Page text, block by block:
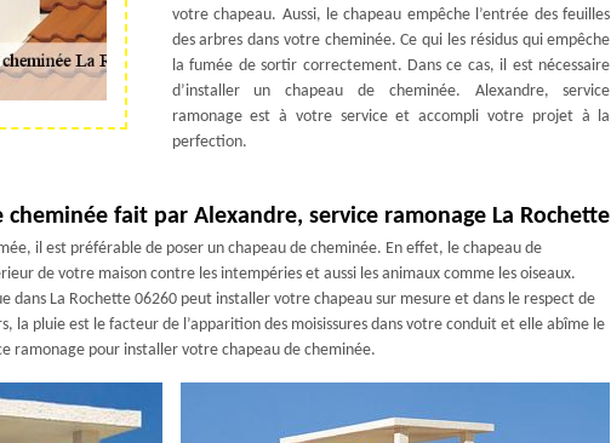
votre chapeau. Aussi, le chapeau empêche l’entrée des feuilles
des arbres dans votre cheminée. Ce qui les résidus qui empêche
la fumée de sortir correctement. Dans ce cas, il est nécessaire
d’installer un chapeau de cheminée. Alexandre, service
ramonage est à votre service et accompli votre projet à la
perfection.
fait par Alexandre, service ramonage La Rochette
il est préférable de poser un chapeau de cheminée. En effet, le chapeau de
de votre maison contre les intempéries et aussi les animaux comme les oiseaux.
dans La Rochette 06260 peut installer votre chapeau sur mesure et dans le respect de
la pluie est le facteur de l’apparition des moisissures dans votre conduit et elle abîme le
ramonage pour installer votre chapeau de cheminée.